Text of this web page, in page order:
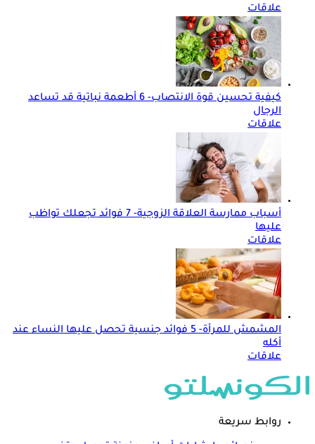
علاقات
كيفية تحسين قوة الانتصاب- 6 أطعمة نباتية قد تساعد
الرجال
علاقات
أسباب ممارسة العلاقة الزوجية- 7 فوائد تجعلك تواظب
عليها
علاقات
المشمش للمرأة- 5 فوائد جنسية تحصل عليها النساء عند
أكله
علاقات
روابط سريعة